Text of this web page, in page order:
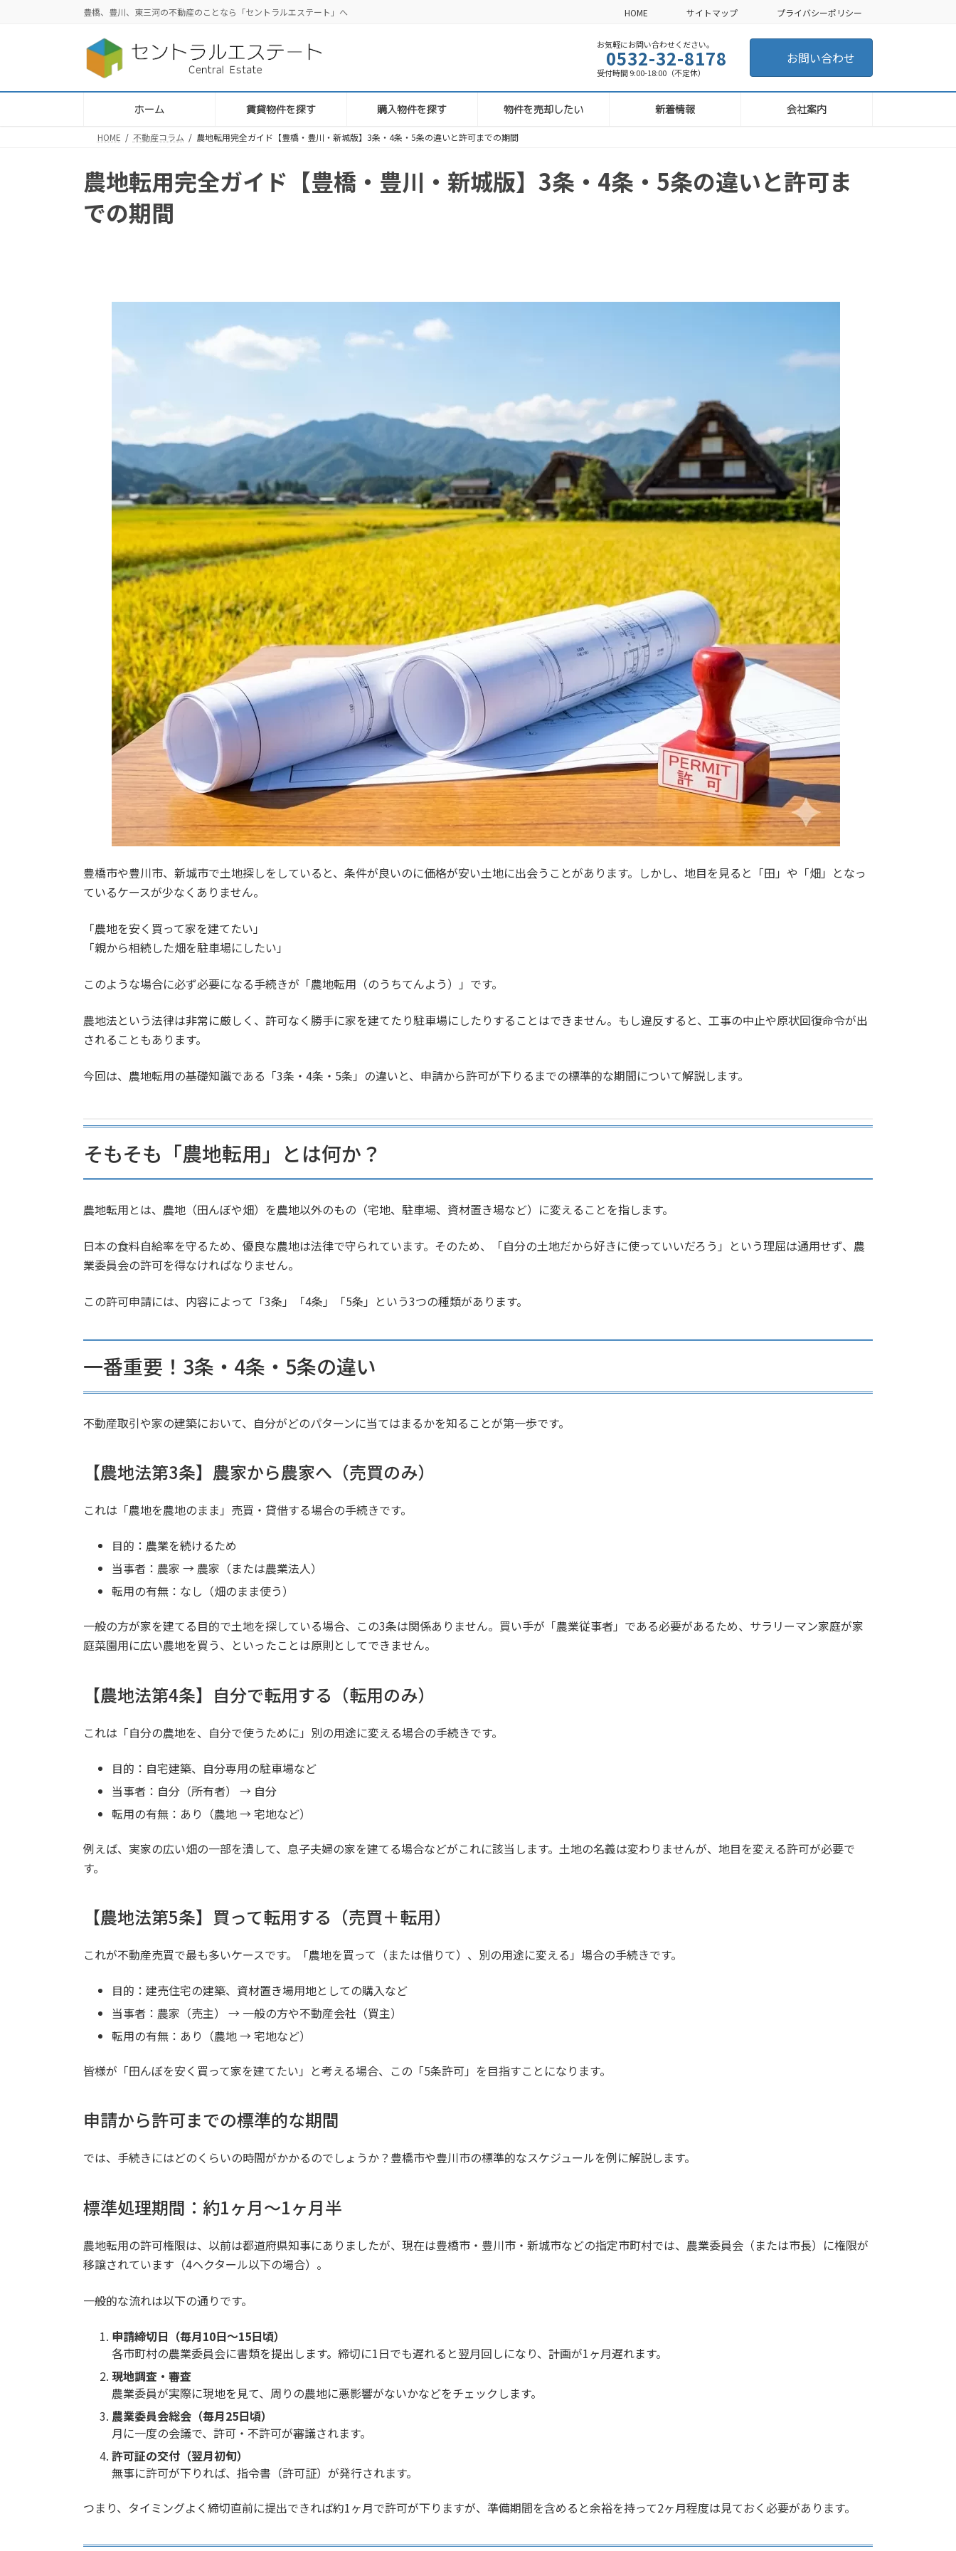
へ
ョ
豊橋、豊川、東三河の不動産のことなら「セントラルエステート」へ HOME サイトマップ プライバシーポリシー
お気軽にお問い合わせください。
0532-32-8178
受付時間 9:00-18:00（不定休）
お問い合わせ
ホーム 賃貸物件を探す 購入物件を探す 物件を売却したい 新着情報 会社案内
HOME 不動産コラム 農地転用完全ガイド【豊橋・豊川・新城版】3条・4条・5条の違いと許可までの期間
農地転用完全ガイド【豊橋・豊川・新城版】3条・4条・5条の違いと許可ま
での期間
豊橋市や豊川市、新城市で土地探しをしていると、条件が良いのに価格が安い土地に出会うことがあります。しかし、地目を見ると「田」や「畑」となっ
ているケースが少なくありません。
「農地を安く買って家を建てたい」
「親から相続した畑を駐車場にしたい」
このような場合に必ず必要になる手続きが「農地転用（のうちてんよう）」です。
農地法という法律は非常に厳しく、許可なく勝手に家を建てたり駐車場にしたりすることはできません。もし違反すると、工事の中止や原状回復命令が出
されることもあります。
今回は、農地転用の基礎知識である「3条・4条・5条」の違いと、申請から許可が下りるまでの標準的な期間について解説します。
そもそも「農地転用」とは何か？
農地転用とは、農地（田んぼや畑）を農地以外のもの（宅地、駐車場、資材置き場など）に変えることを指します。
日本の食料自給率を守るため、優良な農地は法律で守られています。そのため、「自分の土地だから好きに使っていいだろう」という理屈は通用せず、農
業委員会の許可を得なければなりません。
この許可申請には、内容によって「3条」「4条」「5条」という3つの種類があります。
一番重要！3条・4条・5条の違い
不動産取引や家の建築において、自分がどのパターンに当てはまるかを知ることが第一歩です。
【農地法第3条】農家から農家へ（売買のみ）
これは「農地を農地のまま」売買・貸借する場合の手続きです。
目的：農業を続けるため
当事者：農家 → 農家（または農業法人）
転用の有無：なし（畑のまま使う）
一般の方が家を建てる目的で土地を探している場合、この3条は関係ありません。買い手が「農業従事者」である必要があるため、サラリーマン家庭が家
庭菜園用に広い農地を買う、といったことは原則としてできません。
【農地法第4条】自分で転用する（転用のみ）
これは「自分の農地を、自分で使うために」別の用途に変える場合の手続きです。
目的：自宅建築、自分専用の駐車場など
当事者：自分（所有者） → 自分
転用の有無：あり（農地 → 宅地など）
例えば、実家の広い畑の一部を潰して、息子夫婦の家を建てる場合などがこれに該当します。土地の名義は変わりませんが、地目を変える許可が必要で
す。
【農地法第5条】買って転用する（売買＋転用）
これが不動産売買で最も多いケースです。「農地を買って（または借りて）、別の用途に変える」場合の手続きです。
目的：建売住宅の建築、資材置き場用地としての購入など
当事者：農家（売主） → 一般の方や不動産会社（買主）
転用の有無：あり（農地 → 宅地など）
皆様が「田んぼを安く買って家を建てたい」と考える場合、この「5条許可」を目指すことになります。
申請から許可までの標準的な期間
では、手続きにはどのくらいの時間がかかるのでしょうか？豊橋市や豊川市の標準的なスケジュールを例に解説します。
標準処理期間：約1ヶ月～1ヶ月半
農地転用の許可権限は、以前は都道府県知事にありましたが、現在は豊橋市・豊川市・新城市などの指定市町村では、農業委員会（または市長）に権限が
移譲されています（4ヘクタール以下の場合）。
一般的な流れは以下の通りです。
申請締切日（毎月10日～15日頃）
各市町村の農業委員会に書類を提出します。締切に1日でも遅れると翌月回しになり、計画が1ヶ月遅れます。
現地調査・審査
農業委員が実際に現地を見て、周りの農地に悪影響がないかなどをチェックします。
農業委員会総会（毎月25日頃）
月に一度の会議で、許可・不許可が審議されます。
許可証の交付（翌月初旬）
無事に許可が下りれば、指令書（許可証）が発行されます。
つまり、タイミングよく締切直前に提出できれば約1ヶ月で許可が下りますが、準備期間を含めると余裕を持って2ヶ月程度は見ておく必要があります。